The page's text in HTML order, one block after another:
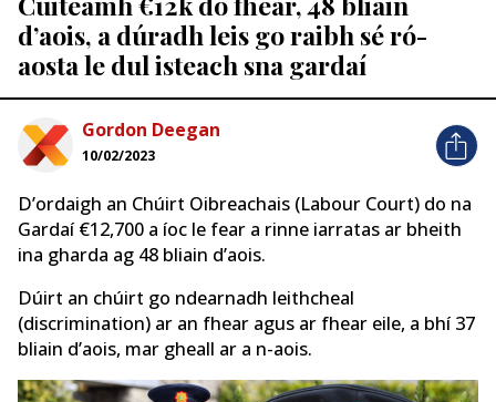
d’aois, a dúradh leis go raibh sé ró-
aosta le dul isteach sna gardaí
Gordon Deegan
10/02/2023
D’ordaigh an Chúirt Oibreachais (Labour Court) do na
Gardaí €12,700 a íoc le fear a rinne iarratas ar bheith
ina gharda ag 48 bliain d’aois.
Dúirt an chúirt go ndearnadh leithcheal
(discrimination) ar an fhear agus ar fhear eile, a bhí 37
bliain d’aois, mar gheall ar a n-aois.